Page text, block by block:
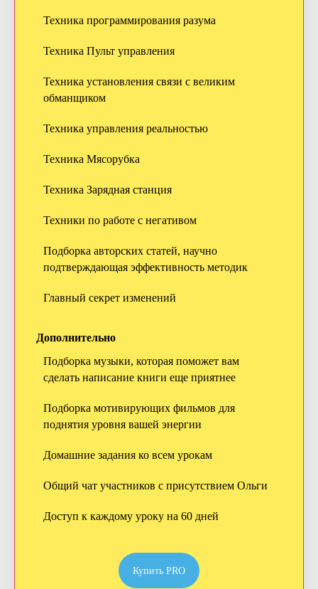
Техника программирования разума
Техника Пульт управления
Техника установления связи с великим
обманщиком
Техника управления реальностью
Техника Мясорубка
Техника Зарядная станция
Техники по работе с негативом
Подборка авторских статей, научно
подтверждающая эффективность методик
Главный секрет изменений
Дополнительно
Подборка музыки, которая поможет вам
сделать написание книги еще приятнее
Подборка мотивирующих фильмов для
поднятия уровня вашей энергии
Домашние задания ко всем урокам
Общий чат участников с присутствием Ольги
Доступ к каждому уроку на 60 дней
Купить PRO